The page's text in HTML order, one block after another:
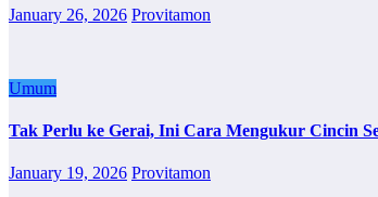
January 26, 2026 Provitamon
Umum
Tak Perlu ke Gerai, Ini Cara Mengukur Cincin
January 19, 2026 Provitamon